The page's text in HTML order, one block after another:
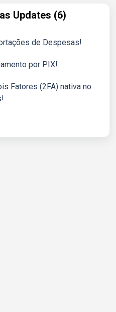
Updates (6)
de Despesas!
por PIX!
Fatores (2FA) nativa no